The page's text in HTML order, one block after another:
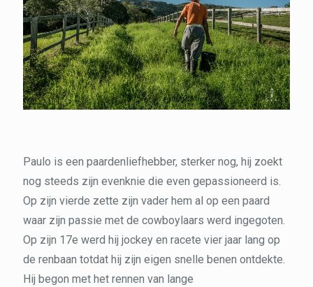
Paulo is een paardenliefhebber, sterker nog, hij zoekt
nog steeds zijn evenknie die even gepassioneerd is.
Op zijn vierde zette zijn vader hem al op een paard
waar zijn passie met de cowboylaars werd ingegoten.
Op zijn 17e werd hij jockey en racete vier jaar lang op
de renbaan totdat hij zijn eigen snelle benen ontdekte.
Hij begon met het rennen van lange